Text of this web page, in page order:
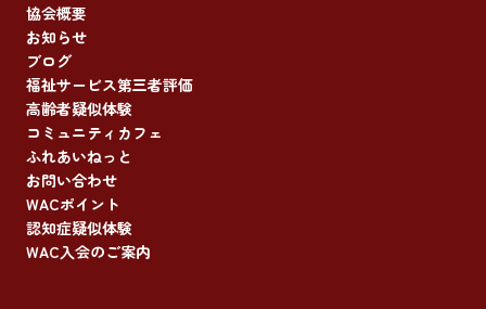
協会概要
お知らせ
ブログ
福祉サービス第三者評価
高齢者疑似体験
コミュニティカフェ
ふれあいねっと
お問い合わせ
WACポイント
認知症疑似体験
WAC入会のご案内